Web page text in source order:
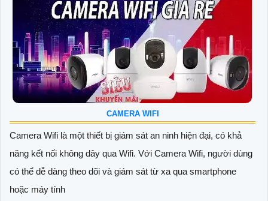
CAMERA WIFI
Camera Wifi là một thiết bị giám sát an ninh hiện đại, có khả
năng kết nối không dây qua Wifi. Với Camera Wifi, người dùng
có thể dễ dàng theo dõi và giám sát từ xa qua smartphone
hoặc máy tính